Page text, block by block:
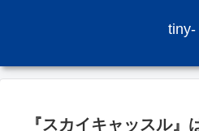
tiny-
『スカイキャッスル』